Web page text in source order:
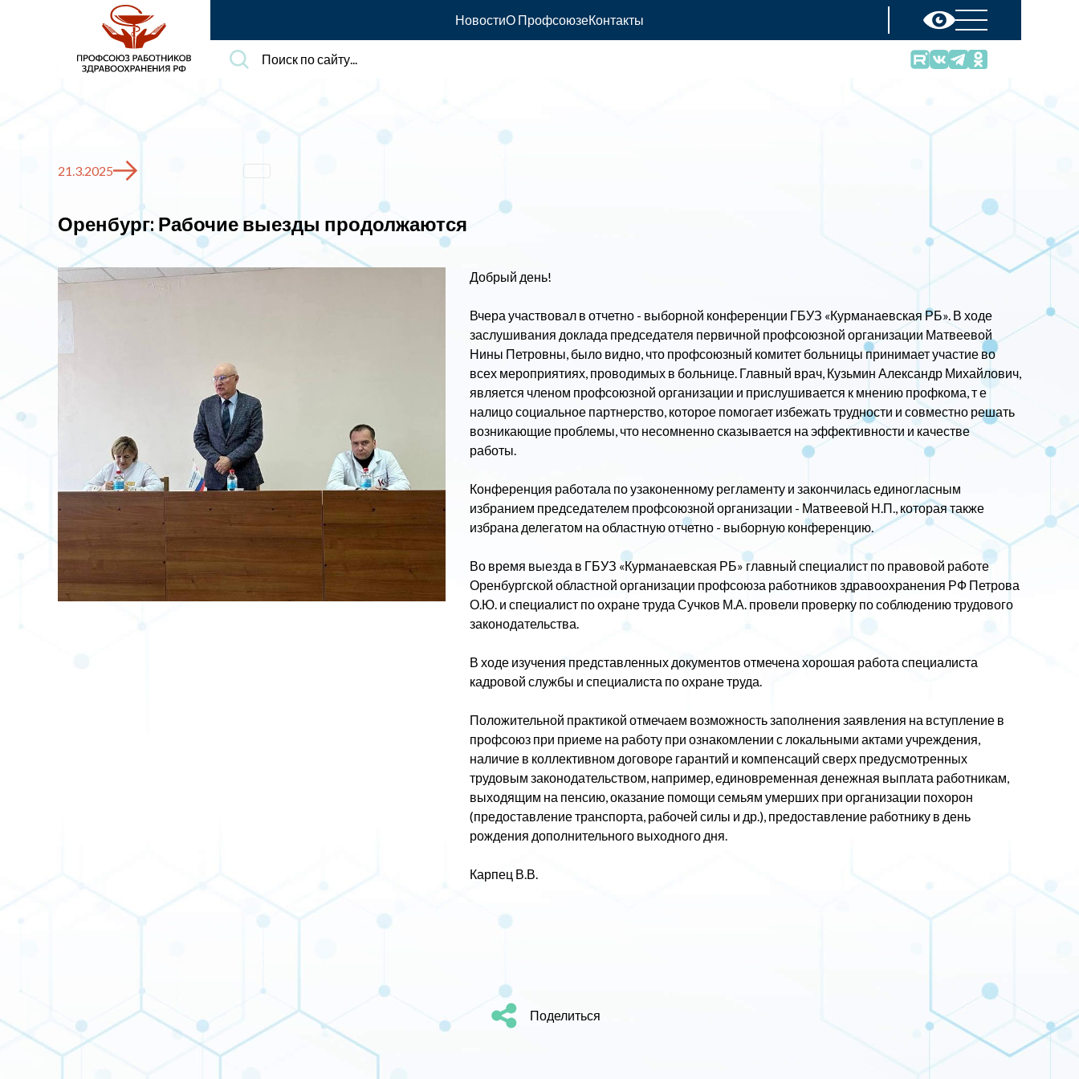
НовостиО ПрофсоюзеКонтакты
Поиск
по
21.3.2025
Оренбург: Рабочие выезды продолжаются
Добрый день!
Вчера участвовал в отчетно - выборной конференции ГБУЗ «Курманаевская РБ». В ходе
заслушивания доклада председателя первичной профсоюзной организации Матвеевой
Нины Петровны, было видно, что профсоюзный комитет больницы принимает участие во
всех мероприятиях, проводимых в больнице. Главный врач, Кузьмин Александр Михайлович,
является членом профсоюзной организации и прислушивается к мнению профкома, т е
налицо социальное партнерство, которое помогает избежать трудности и совместно решать
возникающие проблемы, что несомненно сказывается на эффективности и качестве
работы.
Конференция работала по узаконенному регламенту и закончилась единогласным
избранием председателем профсоюзной организации - Матвеевой Н.П., которая также
избрана делегатом на областную отчетно - выборную конференцию.
Во время выезда в ГБУЗ «Курманаевская РБ» главный специалист по правовой работе
Оренбургской областной организации профсоюза работников здравоохранения РФ Петрова
О.Ю. и специалист по охране труда Сучков М.А. провели проверку по соблюдению трудового
законодательства.
В ходе изучения представленных документов отмечена хорошая работа специалиста
кадровой службы и специалиста по охране труда.
Положительной практикой отмечаем возможность заполнения заявления на вступление в
профсоюз при приеме на работу при ознакомлении с локальными актами учреждения,
наличие в коллективном договоре гарантий и компенсаций сверх предусмотренных
трудовым законодательством, например, единовременная денежная выплата работникам,
выходящим на пенсию, оказание помощи семьям умерших при организации похорон
(предоставление транспорта, рабочей силы и др.), предоставление работнику в день
рождения дополнительного выходного дня.
Карпец В.В.
Поделиться